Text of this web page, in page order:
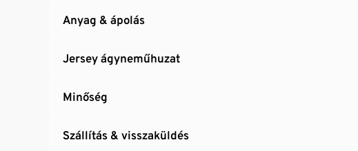
Anyag & ápolás
Jersey ágyneműhuzat
Minőség
Szállítás & visszaküldés